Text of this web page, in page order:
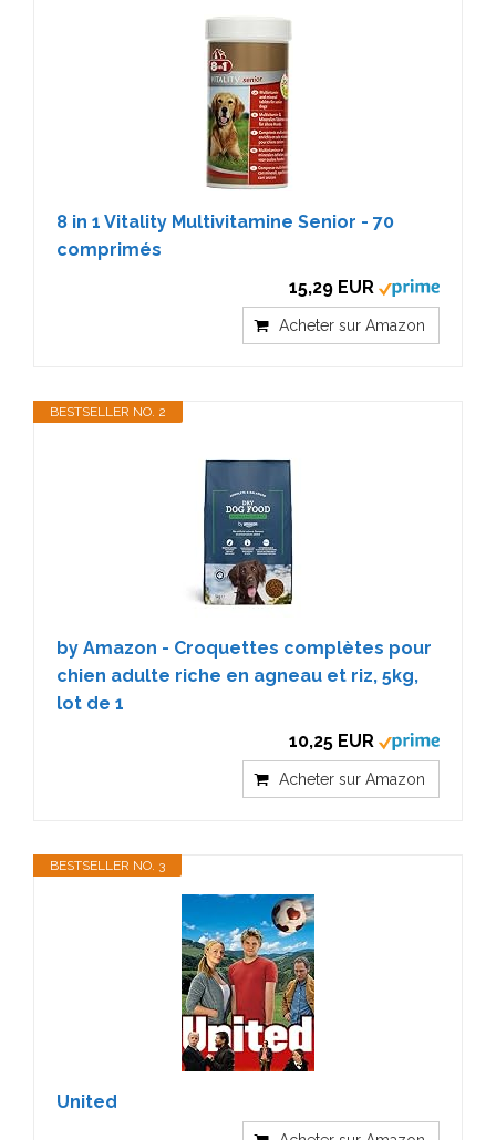
8 in 1 Vitality Multivitamine Senior - 70
comprimés
15,29 EUR
Acheter sur Amazon
BESTSELLER NO. 2
by Amazon - Croquettes complètes pour
chien adulte riche en agneau et riz, 5kg,
lot de 1
10,25 EUR
Acheter sur Amazon
BESTSELLER NO. 3
United